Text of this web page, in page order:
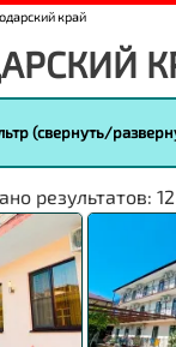
край
(свернуть/
результатов: 12